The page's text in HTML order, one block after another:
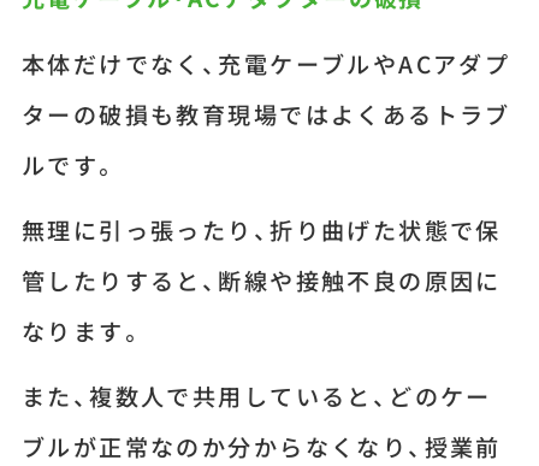
本体だけでなく、充電ケーブルやACアダプ
ターの破損も教育現場ではよくあるトラブ
ルです。
無理に引っ張ったり、折り曲げた状態で保
管したりすると、断線や接触不良の原因に
なります。
また、複数人で共用していると、どのケー
ブルが正常なのか分からなくなり、授業前